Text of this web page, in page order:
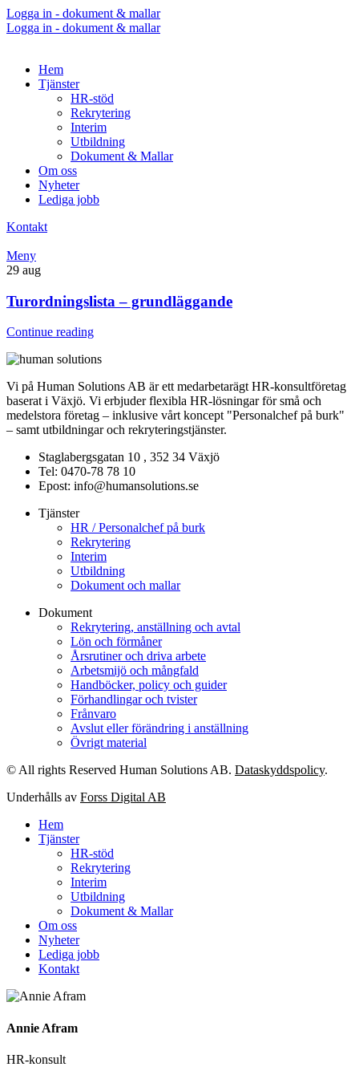
Logga in - dokument & mallar
Logga in - dokument & mallar
Hem
Tjänster
HR-stöd
Rekrytering
Interim
Utbildning
Dokument & Mallar
Om oss
Nyheter
Lediga jobb
Kontakt
Meny
29 aug
Turordningslista – grundläggande
Continue reading
Vi på Human Solutions AB är ett medarbetarägt HR-konsultföretag
baserat i Växjö. Vi erbjuder flexibla HR-lösningar för små och
medelstora företag – inklusive vårt koncept "Personalchef på burk"
– samt utbildningar och rekryteringstjänster.
Staglabergsgatan 10 , 352 34 Växjö
Tel: 0470-78 78 10
Epost: info@humansolutions.se
Tjänster
HR / Personalchef på burk
Rekrytering
Interim
Utbildning
Dokument och mallar
Dokument
Rekrytering, anställning och avtal
Lön och förmåner
Årsrutiner och driva arbete
Arbetsmijö och mångfald
Handböcker, policy och guider
Förhandlingar och tvister
Frånvaro
Avslut eller förändring i anställning
Övrigt material
© All rights Reserved Human Solutions AB. Dataskyddspolicy.
Underhålls av Forss Digital AB
Hem
Tjänster
HR-stöd
Rekrytering
Interim
Utbildning
Dokument & Mallar
Om oss
Nyheter
Lediga jobb
Kontakt
Annie Afram
HR-konsult